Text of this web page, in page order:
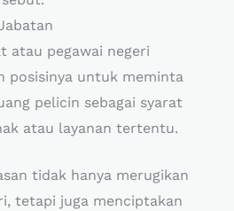
atau pegawai negeri
posisinya untuk meminta
pelicin sebagai syarat
atau layanan tertentu.
tidak hanya merugikan
tetapi juga menciptakan